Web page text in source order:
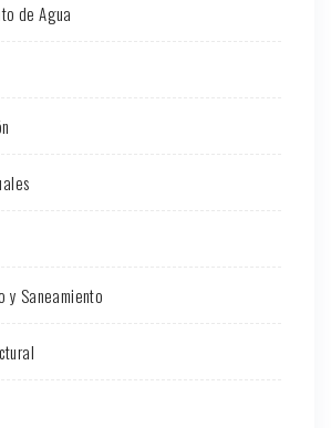
de Agua
y Saneamiento